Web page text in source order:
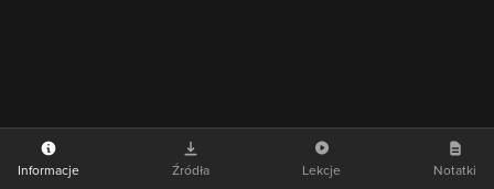
Informacje Źródła Lekcje Notatki